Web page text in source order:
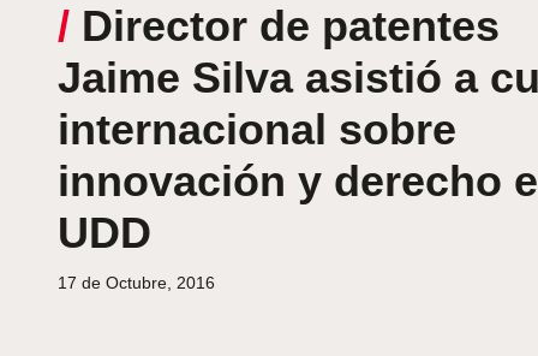
/ Director de patentes
Jaime Silva asistió a
internacional sobre
innovación y derecho
UDD
17 de Octubre, 2016